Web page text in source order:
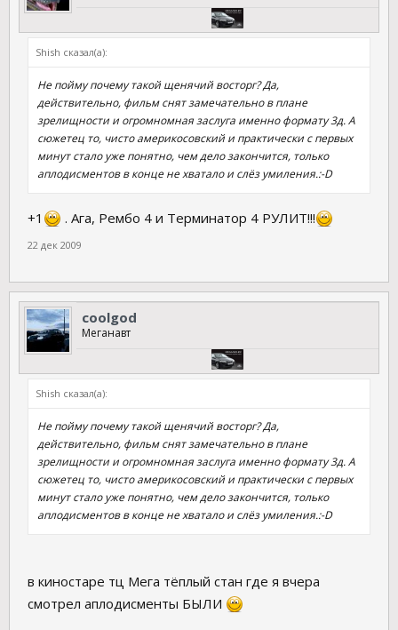
Shish сказал(а):
Не пойму почему такой щенячий восторг? Да,
действительно, фильм снят замечательно в плане
зрелищности и огромномная заслуга именно формату 3д. А
сюжетец то, чисто америкосовский и практически с первых
минут стало уже понятно, чем дело закончится, только
аплодисментов в конце не хватало и слёз умиления.:-D
+1 . Ага, Рембо 4 и Терминатор 4 РУЛИТ!!!
22 дек 2009
coolgod
Меганавт
Shish сказал(а):
Не пойму почему такой щенячий восторг? Да,
действительно, фильм снят замечательно в плане
зрелищности и огромномная заслуга именно формату 3д. А
сюжетец то, чисто америкосовский и практически с первых
минут стало уже понятно, чем дело закончится, только
аплодисментов в конце не хватало и слёз умиления.:-D
в киностаре тц Мега тёплый стан где я вчера
смотрел аплодисменты БЫЛИ